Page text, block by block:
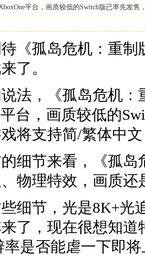
平台，画质较低的Switch版已率先发
《孤岛危机：重
了。
法，《孤岛危机：
台，画质较低的
将支持简/繁体中
细节来看，《孤
物理特效，画质还
细节，光是8K+光
了，现在很想知
是否能虐一下即